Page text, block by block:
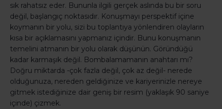
sık rahatsız eder. Bununla ilgili gerçek aslında bu bir soru
değil, başlangıç ​​noktasıdır. Konuşmayı perspektif içine
koymanın bir yolu, sizi bu toplantıya yönlendiren olayların
kısa bir açıklamasını yapmanız içindir. Bunu konuşmanın
temelini atmanın bir yolu olarak düşünün. Göründüğü
kadar karmaşık değil. Bombalamamanın anahtarı mı?
Doğru miktarda -çok fazla değil, çok az değil- nerede
olduğunuza, nereden geldiğinize ve kariyerinizle nereye
gitmek istediğinize dair geniş bir resim (yaklaşık 90 saniye
içinde) çizmek.